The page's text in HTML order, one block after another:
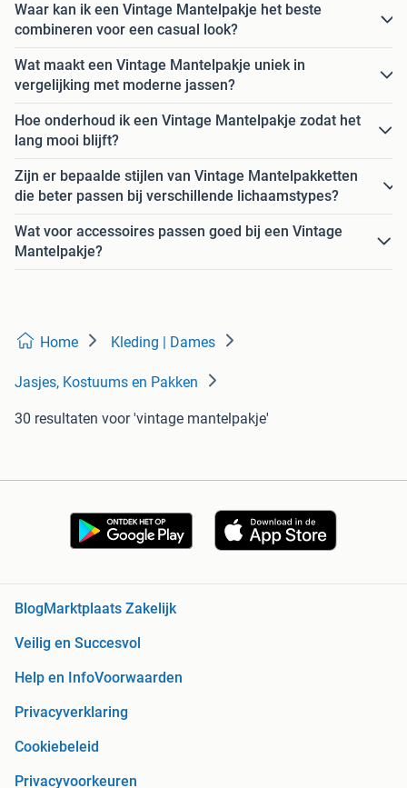
Waar kan ik een Vintage Mantelpakje het beste
combineren voor een casual look?
Wat maakt een Vintage Mantelpakje uniek in
vergelijking met moderne jassen?
Hoe onderhoud ik een Vintage Mantelpakje zodat het
lang mooi blijft?
Zijn er bepaalde stijlen van Vintage Mantelpakketten
die beter passen bij verschillende lichaamstypes?
Wat voor accessoires passen goed bij een Vintage
Mantelpakje?
Home Kleding | Dames
Jasjes, Kostuums en Pakken
30 resultaten voor 'vintage mantelpakje'
Blog Marktplaats Zakelijk
Veilig en Succesvol
Help en InfoVoorwaarden
Privacyverklaring
Cookiebeleid
Privacyvoorkeuren